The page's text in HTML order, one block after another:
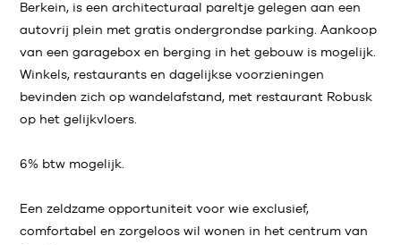
Berkein, is een architecturaal pareltje gelegen aan een
autovrij plein met gratis ondergrondse parking. Aankoop
van een garagebox en berging in het gebouw is mogelijk.
Winkels, restaurants en dagelijkse voorzieningen
bevinden zich op wandelafstand, met restaurant Robusk
op het gelijkvloers.
6% btw mogelijk.
Een zeldzame opportuniteit voor wie exclusief,
comfortabel en zorgeloos wil wonen in het centrum van